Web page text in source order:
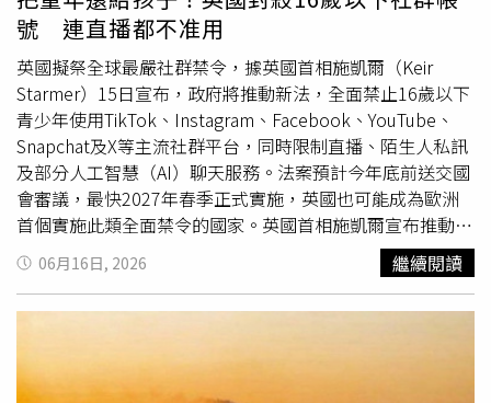
太誇張囉，我以前瘋線上遊戲，最多也才1個月3000」、
「現在小孩好猛，我手遊1個月有沒有1900都不知道」、
「40歲的我被朋友約要買285元的皮克敏造型禮包，我想了
一個禮拜還是沒下手」、「30歲的我，傳說造型1500，考
慮2天」、「40歲、1個小孩，傳説要錢的造型直接
pass」。還有人建議，「Google Play去查消費紀錄，看得
到」、「金融卡簽帳功能關了，也不要開網路銀行，沒錢請
他自己去打工」、「我一再提醒自己的孩子，金融卡不要辦
簽帳功能，你信用卡刷了不明費用可以申訴有機會免扣，簽
帳卡扣了就是扣了」、「下一次記得把簽帳消費關掉或者取
消，純粹就是只有存錢或銀行提款就好了，不然很多事情都
不會知道，等到知道了就歸零了」、「可以去設定每日金額
上限，但關掉這功能才是根本」。
號 連直播都不准用
英國擬祭全球最嚴社群禁令，據英國首相施凱爾（Keir
Starmer）15日宣布，政府將推動新法，全面禁止16歲以下
青少年使用TikTok、Instagram、Facebook、YouTube、
Snapchat及X等主流社群平台，同時限制直播、陌生人私訊
及部分人工智慧（AI）聊天服務。法案預計今年底前送交國
會審議，最快2027年春季正式實施，英國也可能成為歐洲
首個實施此類全面禁令的國家。英國首相施凱爾宣布推動16
歲以下禁用社群媒體政策，最快2027年春季實施。根據
《CNBC》、《德國之聲》（Deutsche Welle）等外媒報
導，這項被外界稱為「澳洲升級版」的政策，不僅比澳洲去
年底上路的社群媒體禁令更進一步，管制範圍也擴大至直播
與互動功能。根據規劃，16歲以下用戶將無法使用主流社群
平台，也不得透過平台進行直播或與陌生成年人聯繫；16至
06月16日, 2026 繼續閱讀